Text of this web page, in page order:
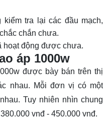
tra lại các đầu mạch,
chắn chưa.
hoạt động được chưa.
áp 1000w
được bày bán trên thị
nhau. Mỗi đơn vị có một
Tuy nhiên nhìn chung
380.000 vnđ - 450.000 vnđ.